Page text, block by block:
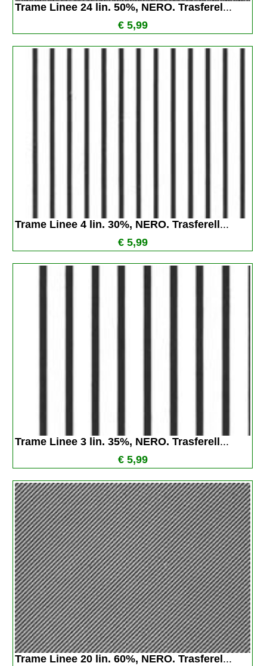
Trame Linee 24 lin. 50%, NERO. Trasferel ...
€ 5,99
Trame Linee 4 lin. 30%, NERO. Trasferell ...
€ 5,99
Trame Linee 3 lin. 35%, NERO. Trasferell ...
€ 5,99
Trame Linee 20 lin. 60%, NERO. Trasferel ...